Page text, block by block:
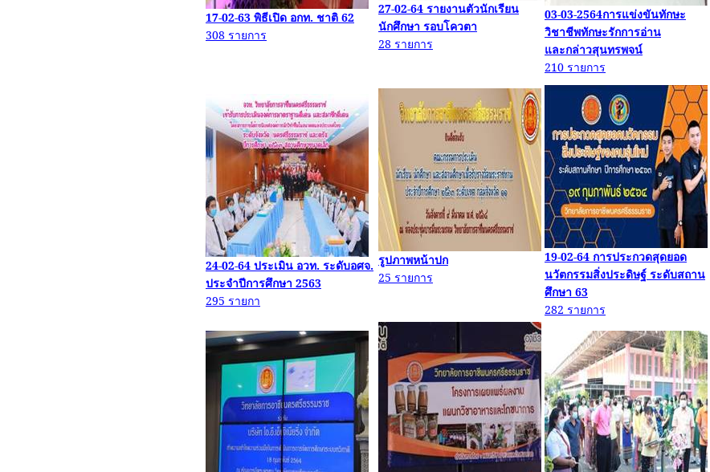
17-02-63 พิธีเปิด อกท. ชาติ 62
308 รายการ
27-02-64 รายงานตัวนักเรียน
นักศึกษา รอบโควตา
28 รายการ
03-03-2564การแข่งขันทักษะ
วิชาชีพทักษะรักการอ่าน
และกล่าวสุนทรพจน์
210 รายการ
24-02-64 ประเมิน อวท. ระดับอศจ.
ประจำปีการศึกษา 2563
295 รายกา
รูปภาพหน้าปก
25 รายการ
19-02-64 การประกวดสุดยอด
นวัตกรรมสิ่งประดิษฐ์ ระดับสถาน
ศึกษา 63
282 รายการ